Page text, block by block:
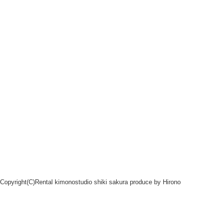
Copyright(C)Rental kimonostudio shiki sakura produce by Hirono